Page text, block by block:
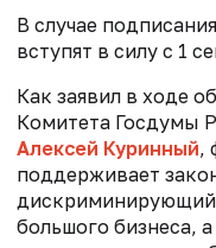
В случае
вступят в силу с 1
Как заявил в ходе
Комитета Госдумы
Алексей Куринный,
поддерживает
большого бизнеса,